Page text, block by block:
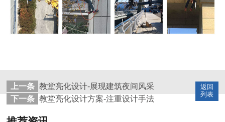
返回
列表
上一条 教堂亮化设计-展现建筑夜间风采
下一条 教堂亮化设计方案-注重设计手法